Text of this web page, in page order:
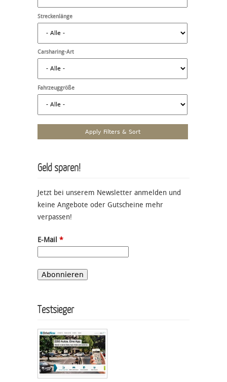
Streckenlänge
Carsharing-Art
Fahrzeuggröße
Geld sparen!
Jetzt bei unserem Newsletter anmelden und
keine Angebote oder Gutscheine mehr
verpassen!
E-Mail *
Testsieger